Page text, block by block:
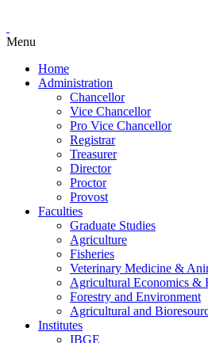
Menu
Home
Administration
Chancellor
Vice Chancellor
Pro Vice Chancellor
Registrar
Treasurer
Director
Proctor
Provost
Faculties
Graduate Studies
Agriculture
Fisheries
Veterinary Medicine &
Agricultural Economics &
Forestry and Environment
Agricultural and
Institutes
IBGE